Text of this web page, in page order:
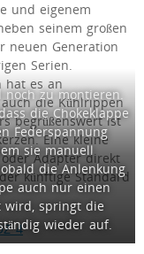
und eigenem
seinem großen
neuen Generation
Serien.
hat es an
die Kühlrippen
begrüßenswert ist
Eine kleine
Adapter direkt
künftige Standard
noch zu montieren.
die Chokeklappe
Federspannung
sie manuell
die Anlenkung
auch nur einen
wird, springt die
wieder auf.